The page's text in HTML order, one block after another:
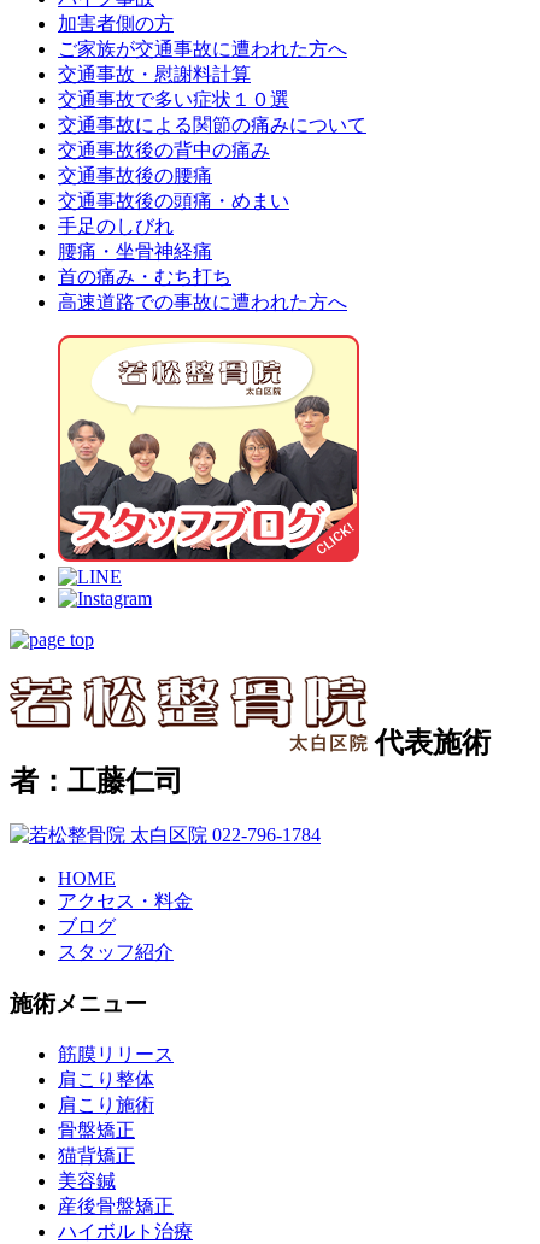
加害者側の方
ご家族が交通事故に遭われた方へ
交通事故・慰謝料計算
交通事故で多い症状１０選
交通事故による関節の痛みについて
交通事故後の背中の痛み
交通事故後の腰痛
交通事故後の頭痛・めまい
手足のしびれ
腰痛・坐骨神経痛
首の痛み・むち打ち
高速道路での事故に遭われた方へ
代表施術
者：工藤仁司
HOME
アクセス・料金
ブログ
スタッフ紹介
施術メニュー
筋膜リリース
肩こり整体
肩こり施術
骨盤矯正
猫背矯正
美容鍼
産後骨盤矯正
ハイボルト治療